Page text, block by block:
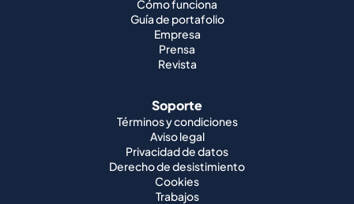
Cómo funciona
Guía de portafolio
Empresa
Prensa
Revista
Soporte
Términos y condiciones
Aviso legal
Privacidad de datos
Derecho de desistimiento
Cookies
Trabajos